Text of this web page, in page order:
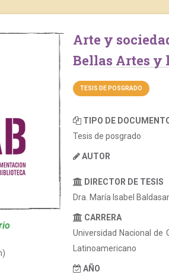
Arte y sociedad en Tandil: el desarrollo de la Sociedad Estímulo de
Bellas Artes y
TESIS DE POSGRADO
TIPO DE
Tesis de posgrado
AUTOR
DIRECTOR DE TESIS
Dra. María Isabel
CARRERA
Universidad Nacional
Latinoamericano
AÑO